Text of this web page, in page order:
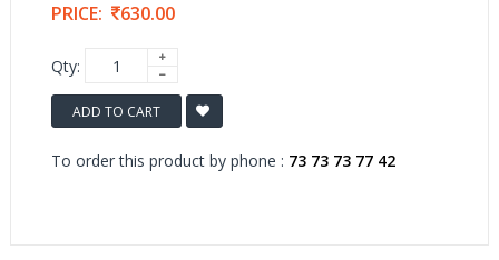
PRICE: 630.00
Qty:
ADD TO CART
To order this product by phone : 73 73 73 77 42